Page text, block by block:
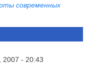
современных
2007 - 20:43